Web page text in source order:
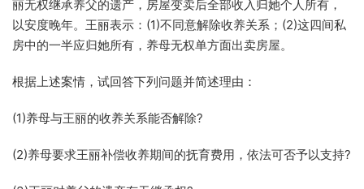
丽无权继承养父的遗产，房屋变卖后全部收入归她个人所有，
以安度晚年。王丽表示：(1)不同意解除收养关系；(2)这四间私
房中的一半应归她所有，养母无权单方面出卖房屋。
根据上述案情，试回答下列问题并简述理由：
(1)养母与王丽的收养关系能否解除?
(2)养母要求王丽补偿收养期间的抚育费用，依法可否予以支持?